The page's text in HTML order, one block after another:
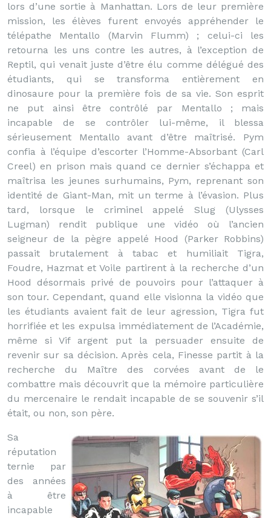
lors d’une sortie à Manhattan. Lors de leur première
mission, les élèves furent envoyés appréhender le
télépathe Mentallo (Marvin Flumm) ; celui-ci les
retourna les uns contre les autres, à l’exception de
Reptil, qui venait juste d’être élu comme délégué des
étudiants, qui se transforma entièrement en
dinosaure pour la première fois de sa vie. Son esprit
ne put ainsi être contrôlé par Mentallo ; mais
incapable de se contrôler lui-même, il blessa
sérieusement Mentallo avant d’être maîtrisé. Pym
confia à l’équipe d’escorter l’Homme-Absorbant (Carl
Creel) en prison mais quand ce dernier s’échappa et
maîtrisa les jeunes surhumains, Pym, reprenant son
identité de Giant-Man, mit un terme à l’évasion. Plus
tard, lorsque le criminel appelé Slug (Ulysses
Lugman) rendit publique une vidéo où l’ancien
seigneur de la pègre appelé Hood (Parker Robbins)
passait brutalement à tabac et humiliait Tigra,
Foudre, Hazmat et Voile partirent à la recherche d’un
Hood désormais privé de pouvoirs pour l’attaquer à
son tour. Cependant, quand elle visionna la vidéo que
les étudiants avaient fait de leur agression, Tigra fut
horrifiée et les expulsa immédiatement de l’Académie,
même si Vif argent put la persuader ensuite de
revenir sur sa décision. Après cela, Finesse partit à la
recherche du Maître des corvées avant de le
combattre mais découvrit que la mémoire particulière
du mercenaire le rendait incapable de se souvenir s’il
était, ou non, son père.
Sa
réputation
ternie par
des années
à être
incapable